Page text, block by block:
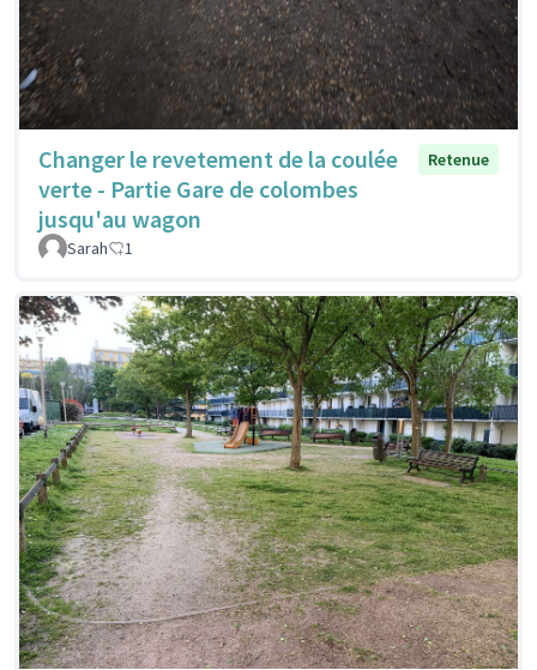
Changer le revetement de la coulée
verte - Partie Gare de colombes
jusqu'au wagon
Retenue
Sarah 1